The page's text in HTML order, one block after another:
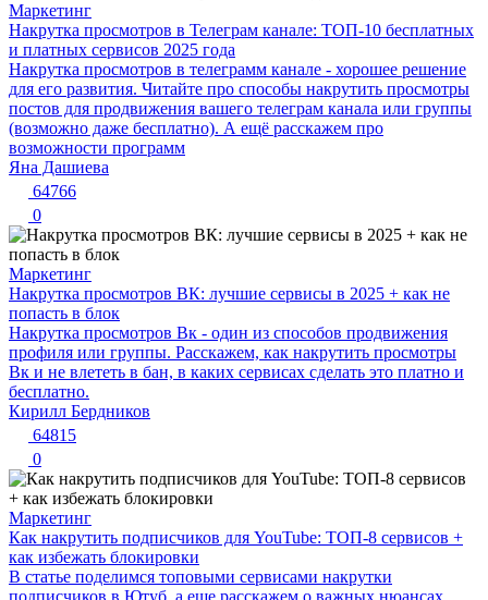
Маркетинг
Накрутка просмотров в Телеграм канале: ТОП-10 бесплатных
и платных сервисов 2025 года
Накрутка просмотров в телеграмм канале - хорошее решение
для его развития. Читайте про способы накрутить просмотры
постов для продвижения вашего телеграм канала или группы
(возможно даже бесплатно). А ещё расскажем про
возможности программ
Яна Дашиева
64766
0
Маркетинг
Накрутка просмотров ВК: лучшие сервисы в 2025 + как не
попасть в блок
Накрутка просмотров Вк - один из способов продвижения
профиля или группы. Расскажем, как накрутить просмотры
Вк и не влететь в бан, в каких сервисах сделать это платно и
бесплатно.
Кирилл Бердников
64815
0
Маркетинг
Как накрутить подписчиков для YouTube: ТОП-8 сервисов +
как избежать блокировки
В статье поделимся топовыми сервисами накрутки